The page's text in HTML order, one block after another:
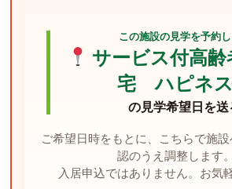
この施設の見学を予約
サービス付高
宅 ハピネ
の見学希望日を送
ご希望日時をもとに、こちらで施
認のうえ調整します。
入居申込ではありません。お気